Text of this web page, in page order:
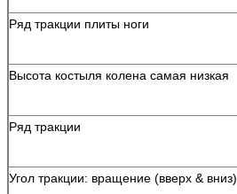
Ряд тракции плиты ноги
Высота костыля колена самая низкая
Ряд тракции
Угол тракции: вращение (вверх & вниз)